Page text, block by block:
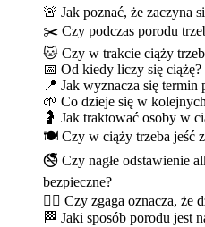
🚨 Jak poznać, że zaczyna
✂️ Czy podczas porodu
🐱 Czy w trakcie ciąży
📅 Od kiedy liczy się ciążę?
📍 Jak wyznacza się termin
🌱 Co dzieje się w
🤰 Jak traktować osoby w
🍽️ Czy w ciąży trzeba jeść
🚭 Czy nagłe odstawienie
bezpieczne?
🧙‍♀️ Czy zgaga oznacza, że
🏁 Jaki sposób porodu jest